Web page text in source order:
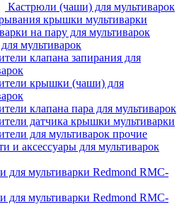
Кастрюли (чаши) для мультиварок
крышки мультиварки
на пару для мультиварок
мультиварок
клапана запирания для
крышки (чаши) для
клапана пара для мультиварок
датчика крышки мультиварки
для мультиварок прочие
и аксессуары для мультиварок
для мультиварки Redmond RMC-
для мультиварки Redmond RMC-